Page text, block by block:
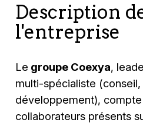
Description
l'entreprise
Le groupe Coexya,
multi-spécialiste
développement),
collaborateurs présents